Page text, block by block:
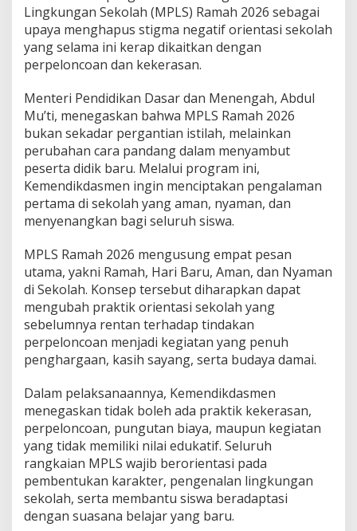
B
e
b
a
s
k
e
r
a
a
n
,
H
p
u
s
S
t
i
g
m
a
s
p
k
d
i
S
e
o
Lingkungan Sekolah (MPLS) Ramah 2026 sebagai
upaya menghapus stigma negatif orientasi sekolah
yang selama ini kerap dikaitkan dengan
perpeloncoan dan kekerasan.
Menteri Pendidikan Dasar dan Menengah, Abdul
Mu’ti, menegaskan bahwa MPLS Ramah 2026
bukan sekadar pergantian istilah, melainkan
perubahan cara pandang dalam menyambut
peserta didik baru. Melalui program ini,
Kemendikdasmen ingin menciptakan pengalaman
pertama di sekolah yang aman, nyaman, dan
menyenangkan bagi seluruh siswa.
MPLS Ramah 2026 mengusung empat pesan
utama, yakni Ramah, Hari Baru, Aman, dan Nyaman
di Sekolah. Konsep tersebut diharapkan dapat
mengubah praktik orientasi sekolah yang
sebelumnya rentan terhadap tindakan
perpeloncoan menjadi kegiatan yang penuh
penghargaan, kasih sayang, serta budaya damai.
Dalam pelaksanaannya, Kemendikdasmen
menegaskan tidak boleh ada praktik kekerasan,
perpeloncoan, pungutan biaya, maupun kegiatan
yang tidak memiliki nilai edukatif. Seluruh
rangkaian MPLS wajib berorientasi pada
pembentukan karakter, pengenalan lingkungan
sekolah, serta membantu siswa beradaptasi
dengan suasana belajar yang baru.